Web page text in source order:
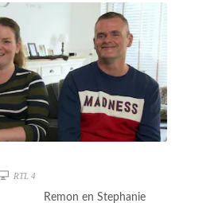
RTL 4
Remon en Stephanie